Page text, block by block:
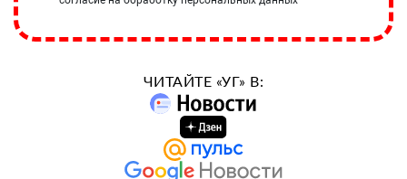
ЧИТАЙТЕ «УГ» В: